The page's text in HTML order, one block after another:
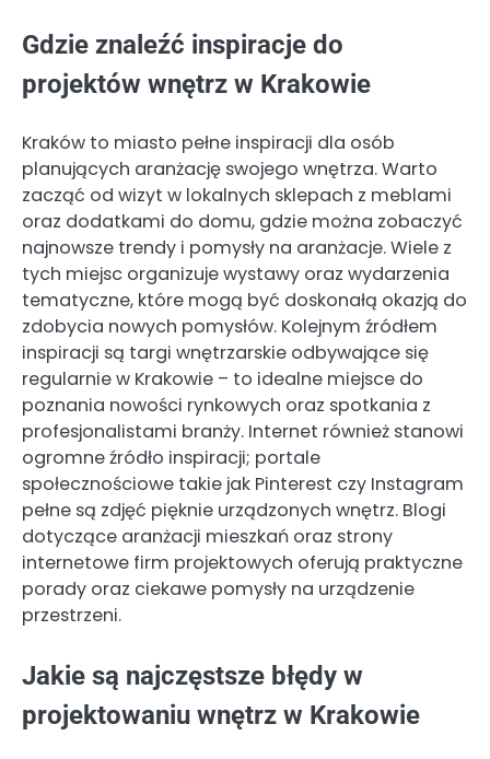
Gdzie znaleźć inspiracje do
projektów wnętrz w Krakowie
Kraków to miasto pełne inspiracji dla osób
planujących aranżację swojego wnętrza. Warto
zacząć od wizyt w lokalnych sklepach z meblami
oraz dodatkami do domu, gdzie można zobaczyć
najnowsze trendy i pomysły na aranżacje. Wiele z
tych miejsc organizuje wystawy oraz wydarzenia
tematyczne, które mogą być doskonałą okazją do
zdobycia nowych pomysłów. Kolejnym źródłem
inspiracji są targi wnętrzarskie odbywające się
regularnie w Krakowie – to idealne miejsce do
poznania nowości rynkowych oraz spotkania z
profesjonalistami branży. Internet również stanowi
ogromne źródło inspiracji; portale
społecznościowe takie jak Pinterest czy Instagram
pełne są zdjęć pięknie urządzonych wnętrz. Blogi
dotyczące aranżacji mieszkań oraz strony
internetowe firm projektowych oferują praktyczne
porady oraz ciekawe pomysły na urządzenie
przestrzeni.
Jakie są najczęstsze błędy w
projektowaniu wnętrz w Krakowie